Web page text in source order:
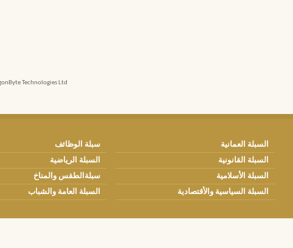
Technologies Ltd.
السبلة العمانية
سبلة الوظائف
السبلة القانونية
السبلة الرياضية
السبلة الأسلامية
سبلةالطقس والمناخ
السبلة السياسية والأقتصادية
السبلة العامة والشباب